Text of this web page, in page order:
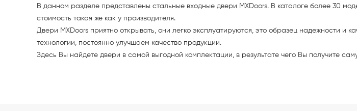
В данном разделе представлены стальные входные двери MXDoors. В каталоге более 30
стоимость такая же как у производителя.
Двери MXDoors приятно открывать, они легко эксплуатируются, это образец надежности и
технологии, постоянно улучшаем качество продукции.
Здесь Вы найдете двери в самой выгодной комплектации, в результате чего Вы получите